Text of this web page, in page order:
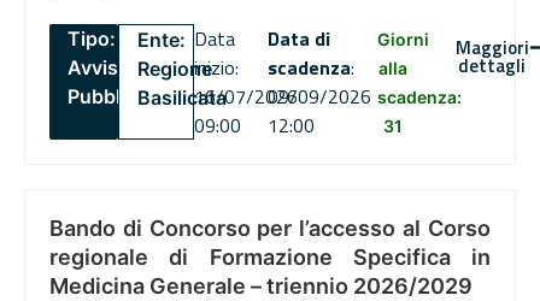
Tipo:
Avviso
Pubblico
Ente:
Regione
Basilicata
Data
inizio:
16/07/2026
09:00
Data di
scadenza:
09/09/2026
12:00
Giorni
alla
scadenza:
31
Maggiori
dettagli
Bando di Concorso per l’accesso al Corso
regionale di Formazione Specifica in
Medicina Generale – triennio 2026/2029